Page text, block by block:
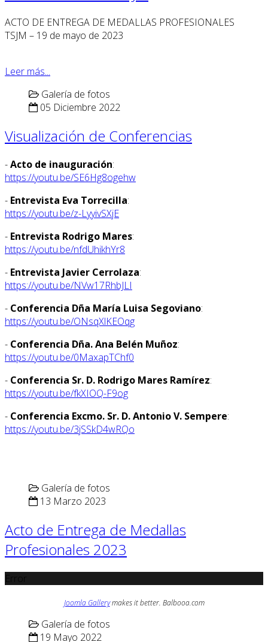
ACTO DE ENTREGA DE MEDALLAS PROFESIONALES
TSJM – 19 de mayo de 2023
Leer más...
Galería de fotos
05 Diciembre 2022
Visualización de Conferencias
-Acto de inauguración:
https://youtu.be/SE6Hg8ogehw
- Entrevista Eva Torrecilla:
https://youtu.be/z-LyyivSXjE
- Entrevista Rodrigo Mares:
https://youtu.be/nfdUhikhYr8
- Entrevista Javier Cerrolaza:
https://youtu.be/NVw17RhbJLI
- Conferencia Dña María Luisa Segoviano:
https://youtu.be/ONsqXlKEOqg
- Conferencia Dña. Ana Belén Muñoz:
https://youtu.be/0MaxapTChf0
- Conferencia Sr. D. Rodrigo Mares Ramírez:
https://youtu.be/fkXIOQ-F9og
- Conferencia Excmo. Sr. D. Antonio V. Sempere:
https://youtu.be/3jSSkD4wRQo
Galería de fotos
13 Marzo 2023
Acto de Entrega de Medallas
Profesionales 2023
Joomla Gallerymakes it better. Balbooa.com
Galería de fotos
19 Mayo 2022